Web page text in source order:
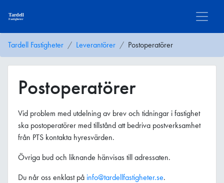
Tardell Fastigheter Leverantörer Postoperatörer
Postoperatörer
Vid problem med utdelning av brev och tidningar i fastighet
ska postoperatörer med tillstånd att bedriva postverksamhet
från PTS kontakta hyresvärden.
Övriga bud och liknande hänvisas till adressaten.
Du når oss enklast på info@tardellfastigheter.se.